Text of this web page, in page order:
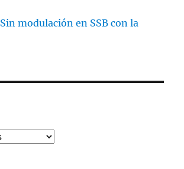
Sin modulación en SSB con la